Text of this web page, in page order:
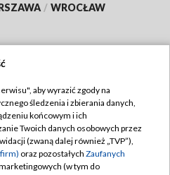
/ WROCŁAW
TVP
TVP
prywatności
aby wyrazić zgody na
śledzenia i zbierania danych,
końcowym i ich
Twoich danych osobowych przez
(zwaną dalej również „TVP”),
oraz pozostałych Zaufanych
(w tym do